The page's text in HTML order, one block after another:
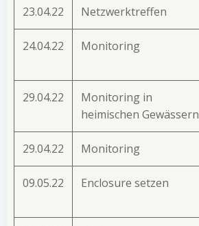
23.04.22 Netzwerktreffen
24.04.22 Monitoring
29.04.22
Monitoring in
heimischen Gewässern
29.04.22 Monitoring
09.05.22 Enclosure setzen